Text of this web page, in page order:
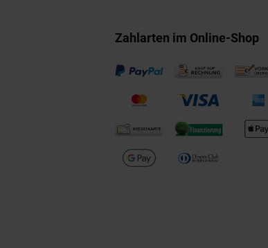
Zahlarten im Online-Shop